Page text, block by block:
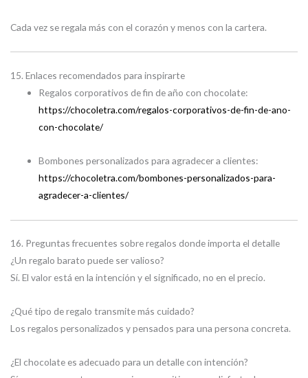
Cada vez se regala más con el corazón y menos con la cartera.
15. Enlaces recomendados para inspirarte
Regalos corporativos de fin de año con chocolate:
https://chocoletra.com/regalos-corporativos-de-fin-de-ano-
con-chocolate/
Bombones personalizados para agradecer a clientes:
https://chocoletra.com/bombones-personalizados-para-
agradecer-a-clientes/
16. Preguntas frecuentes sobre regalos donde importa el detalle
¿Un regalo barato puede ser valioso?
Sí. El valor está en la intención y el significado, no en el precio.
¿Qué tipo de regalo transmite más cuidado?
Los regalos personalizados y pensados para una persona concreta.
¿El chocolate es adecuado para un detalle con intención?